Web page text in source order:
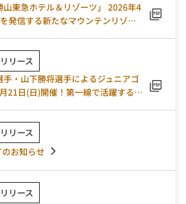
東急ホテル＆リゾーツ」 2026年4
発信する新たなマウンテンリゾー
リース
・山下勝将選手によるジュニアゴ
21日(日)開催！第一線で活躍するプ
リース
お知らせ
リース